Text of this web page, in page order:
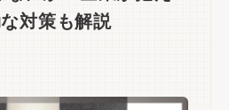
対策も解説